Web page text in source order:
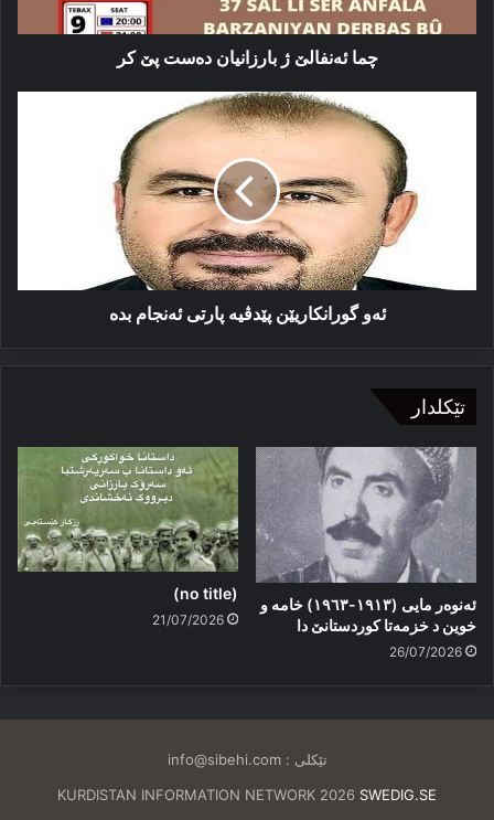
چما ئەنفالێ ژ بارزانیان ده‌ست پێ كر
ئەو
گورانكاریێن
ئەنجام
ئەو گورانكاریێن پێدڤیە پارتی ئەنجام بدە
تێکلدار
ئەنوەر مایی (١٩١٣-١٩٦٣) خامە و
خوین د خزمەتا کوردستانێ دا
26/07/2026
(no title)
21/07/2026
تێکلی :info@sibehi.com
KURDISTAN INFORMATION NETWORK 2026 SWEDIG.SE